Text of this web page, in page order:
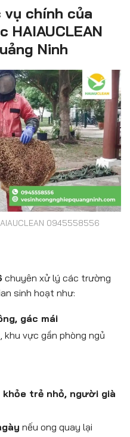
chính của
HAIAUCLEAN
Ninh
0945558556
chuyên xử lý các trường
sinh hoạt như:
gác mái
vực gần phòng ngủ
trẻ nhỏ, người già
nếu ong quay lại